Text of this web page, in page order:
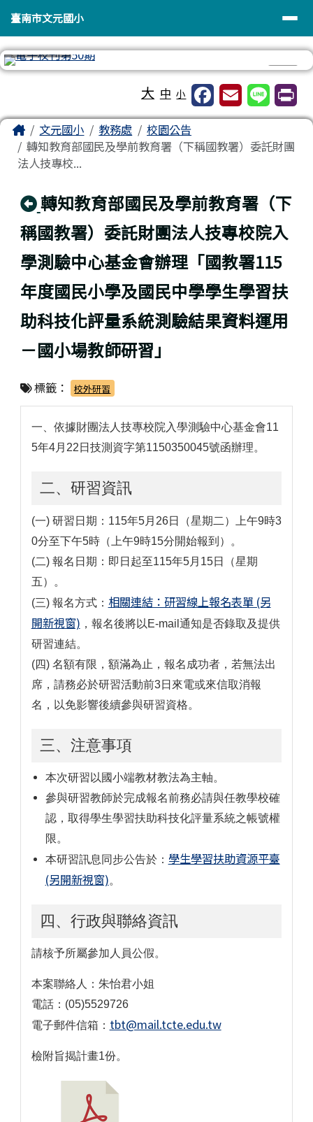
臺南市文元國小
導覽列
臺南市文元國小
大 中 小
主內容區域
Home文元國小 教務處
校園公告
轉知教育部國民及學前教育署（下稱國教署）委託財團
法人技專校...
回上頁
轉知教育部國民及學前教育署（下
稱國教署）委託財團法人技專校院入
學測驗中心基金會辦理「國教署115
年度國民小學及國民中學學生學習扶
助科技化評量系統測驗結果資料運用
－國小場教師研習」
標籤： 校外研習
一、依據財團法人技專校院入學測驗中心基金會11
5年4月22日技測資字第1150350045號函辦理。
二、研習資訊
(一) 研習日期：115年5月26日（星期二）上午9時3
0分至下午5時（上午9時15分開始報到）。
(二) 報名日期：即日起至115年5月15日（星期
五）。
(三) 報名方式： 相關連結：研習線上報名表單 (另
開新視窗) ，報名後將以E-mail通知是否錄取及提供
研習連結。
(四) 名額有限，額滿為止，報名成功者，若無法出
席，請務必於研習活動前3日來電或來信取消報
名，以免影響後續參與研習資格。
三、注意事項
本次研習以國小端教材教法為主軸。
參與研習教師於完成報名前務必請與任教學校確
認，取得學生學習扶助科技化評量系統之帳號權
限。
本研習訊息同步公告於： 學生學習扶助資源平臺
(另開新視窗)。
四、行政與聯絡資訊
請核予所屬參加人員公假。
本案聯絡人：朱怡君小姐
電話：(05)5529726
電子郵件信箱： tbt@mail.tcte.edu.tw
檢附旨揭計畫1份。
頁尾區域